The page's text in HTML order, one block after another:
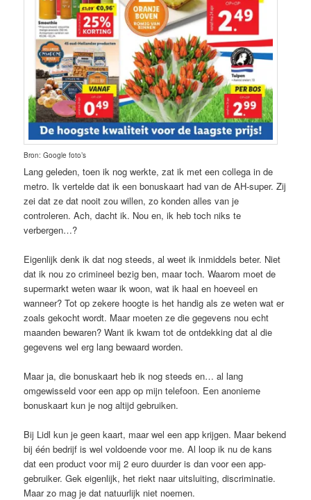
Bron: Google foto’s
Lang geleden, toen ik nog werkte, zat ik met een collega in de
metro. Ik vertelde dat ik een bonuskaart had van de AH-super. Zij
zei dat ze dat nooit zou willen, zo konden alles van je
controleren. Ach, dacht ik. Nou en, ik heb toch niks te
verbergen…?
Eigenlijk denk ik dat nog steeds, al weet ik inmiddels beter. Niet
dat ik nou zo crimineel bezig ben, maar toch. Waarom moet de
supermarkt weten waar ik woon, wat ik haal en hoeveel en
wanneer? Tot op zekere hoogte is het handig als ze weten wat er
zoals gekocht wordt. Maar moeten ze die gegevens nou echt
maanden bewaren? Want ik kwam tot de ontdekking dat al die
gegevens wel erg lang bewaard worden.
Maar ja, die bonuskaart heb ik nog steeds en… al lang
omgewisseld voor een app op mijn telefoon. Een anonieme
bonuskaart kun je nog altijd gebruiken.
Bij Lidl kun je geen kaart, maar wel een app krijgen. Maar bekend
bij één bedrijf is wel voldoende voor me. Al loop ik nu de kans
dat een product voor mij 2 euro duurder is dan voor een app-
gebruiker. Gek eigenlijk, het riekt naar uitsluiting, discriminatie.
Maar zo mag je dat natuurlijk niet noemen.